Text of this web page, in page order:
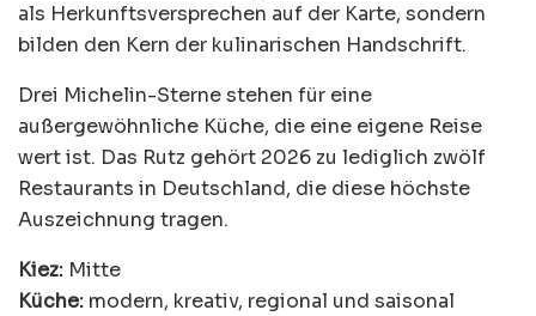
als Herkunftsversprechen auf der Karte, sondern
bilden den Kern der kulinarischen Handschrift.
Drei Michelin-Sterne stehen für eine
außergewöhnliche Küche, die eine eigene Reise
wert ist. Das Rutz gehört 2026 zu lediglich zwölf
Restaurants in Deutschland, die diese höchste
Auszeichnung tragen.
Kiez: Mitte
Küche: modern, kreativ, regional und saisonal